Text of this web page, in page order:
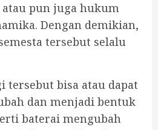
pun juga hukum
Dengan demikian,
tersebut selalu
tersebut bisa atau dapat
dan menjadi bentuk
baterai mengubah